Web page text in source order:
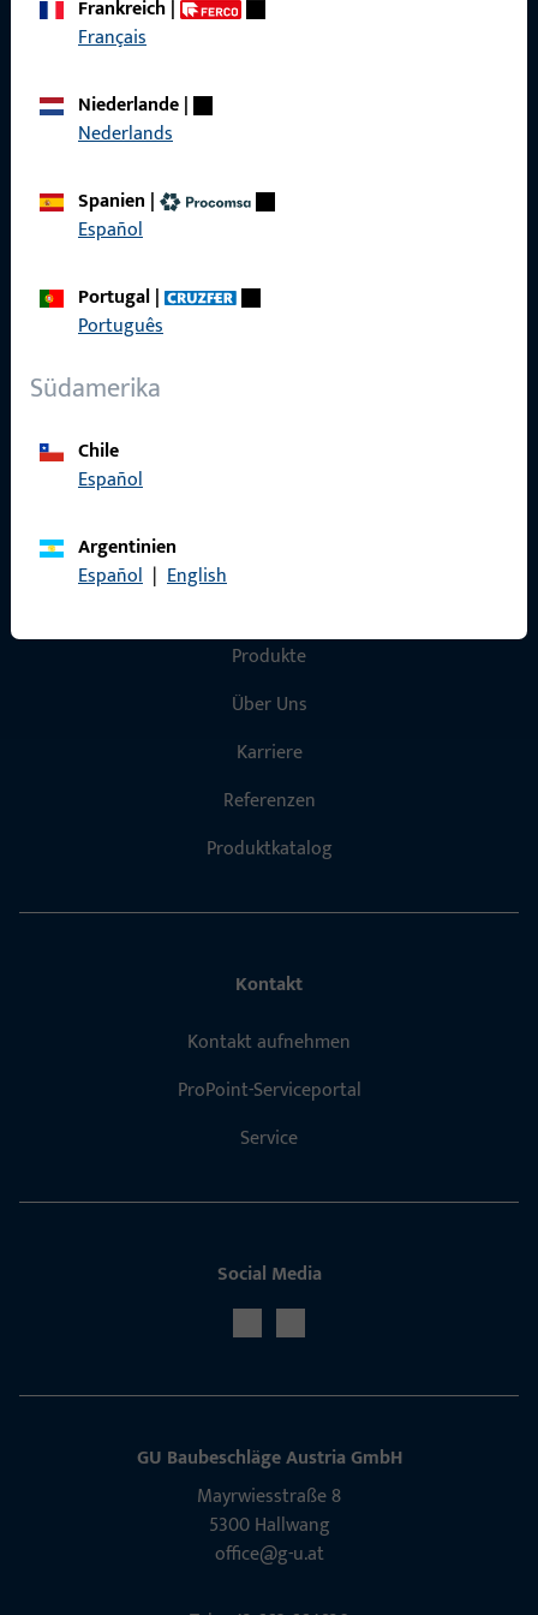
zuverlässig.
Kontaktieren Sie uns
Frankreich|
Français
Niederlande|
Nederlands
Spanien |
Español
Portugal|
Português
Südamerika
Chile
Español
Argentinien
Español | English
Allgemeines
Produkte
Über Uns
Karriere
Referenzen
Produktkatalog
Kontakt
Kontakt aufnehmen
ProPoint-Serviceportal
Service
Social Media
GU Baubeschläge Aus­tria GmbH
Mayrwies­straße 8
5300 Hall­wang
office@g-u.at